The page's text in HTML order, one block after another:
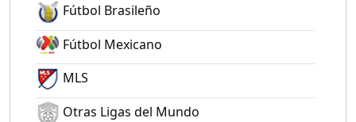
Fútbol Brasileño
Fútbol Mexicano
MLS
Otras Ligas del Mundo